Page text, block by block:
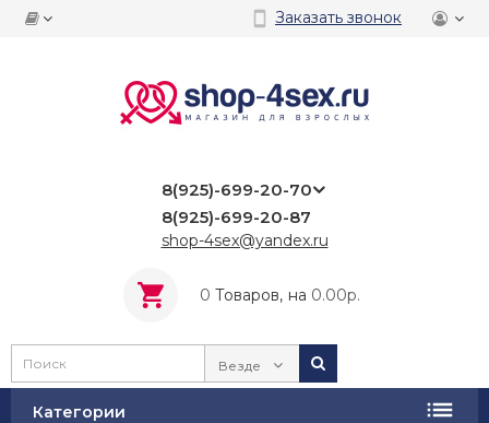
Заказать звонок
8(925)-699-20-70
8(925)-699-20-87
shop-4sex@yandex.ru
0 Tоваров, на 0.00р.
Везде
Категории